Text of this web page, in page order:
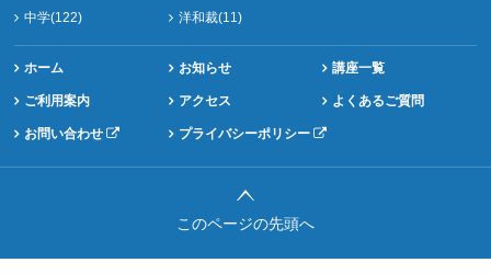
中学(122) 洋和裁(11)
ホーム お知らせ 講座一覧
ご利用案内 アクセス よくあるご質問
お問い合わせ プライバシーポリシー
このページの先頭へ